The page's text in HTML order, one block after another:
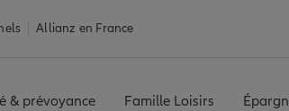
Allianz en France
& prévoyance Famille Loisirs